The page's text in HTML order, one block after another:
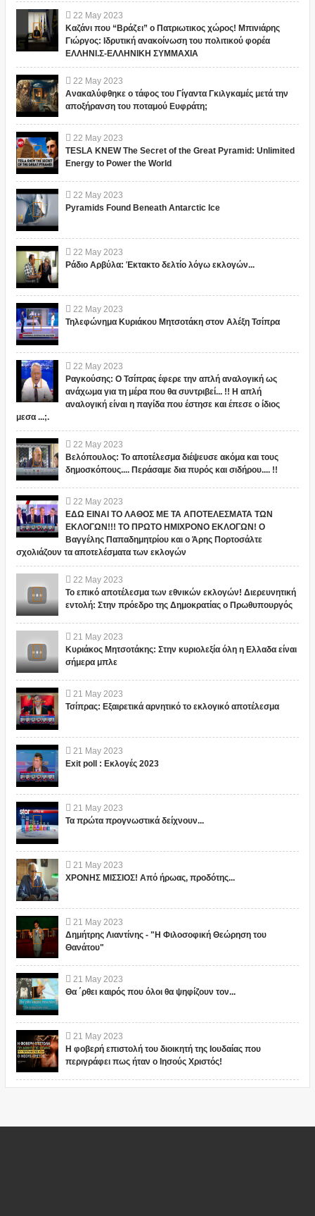
22 May 2023
Καζάνι που “Βράζει” ο Πατριωτικος χώρος! Μπινιάρης
Γιώργος: Ιδρυτική ανακοίνωση του πολιτικού φορέα
ΕΛΛΗΝΙ.Σ-ΕΛΛΗΝΙΚΗ ΣΥΜΜΑΧΙΑ
22 May 2023
Ανακαλύφθηκε ο τάφος του Γίγαντα Γκιλγκαμές μετά την
αποξήρανση του ποταμού Ευφράτη;
22 May 2023
TESLA KNEW The Secret of the Great Pyramid: Unlimited
Energy to Power the World
22 May 2023
Pyramids Found Beneath Antarctic Ice
22 May 2023
Ράδιο Αρβύλα: Έκτακτο δελτίο λόγω εκλογών...
22 May 2023
Τηλεφώνημα Κυριάκου Μητσοτάκη στον Αλέξη Τσίπρα
22 May 2023
Ραγκούσης: Ο Τσίπρας έφερε την απλή αναλογική ως
ανάχωμα για τη μέρα που θα συντριβεί... !! Η απλή
αναλογική είναι η παγίδα που έστησε και έπεσε ο ίδιος
μεσα ...;.
22 May 2023
Βελόπουλος: Το αποτέλεσμα διέψευσε ακόμα και τους
δημοσκόπους.... Περάσαμε δια πυρός και σιδήρου.... !!
22 May 2023
ΕΔΩ ΕΙΝΑΙ ΤΟ ΛΑΘΟΣ ΜΕ ΤΑ ΑΠΟΤΕΛΕΣΜΑΤΑ ΤΩΝ
ΕΚΛΟΓΩΝ!!! ΤΟ ΠΡΩΤΟ ΗΜΙΧΡΟΝΟ ΕΚΛΟΓΩΝ! Ο
Βαγγέλης Παπαδημητρίου και ο Άρης Πορτοσάλτε
σχολιάζουν τα αποτελέσματα των εκλογών
22 May 2023
Το επικό αποτέλεσμα των εθνικών εκλογών! Διερευνητική
εντολή: Στην πρόεδρο της Δημοκρατίας ο Πρωθυπουργός
21 May 2023
Κυριάκος Μητσοτάκης: Στην κυριολεξία όλη η Ελλαδα είναι
σήμερα μπλε
21 May 2023
Τσίπρας: Εξαιρετικά αρνητικό το εκλογικό αποτέλεσμα
21 May 2023
Exit poll : Εκλογές 2023
21 May 2023
Τα πρώτα προγνωστικά δείχνουν...
21 May 2023
ΧΡΟΝΗΣ ΜΙΣΣΙΟΣ! Από ήρωας, προδότης...
21 May 2023
Δημήτρης Λιαντίνης - "Η Φιλοσοφική Θεώρηση του
Θανάτου"
21 May 2023
Θα ΄ρθει καιρός που όλοι θα ψηφίζουν τον...
21 May 2023
Η φοβερή επιστολή του διοικητή της Ιουδαίας που
περιγράφει πως ήταν ο Ιησούς Χριστός!